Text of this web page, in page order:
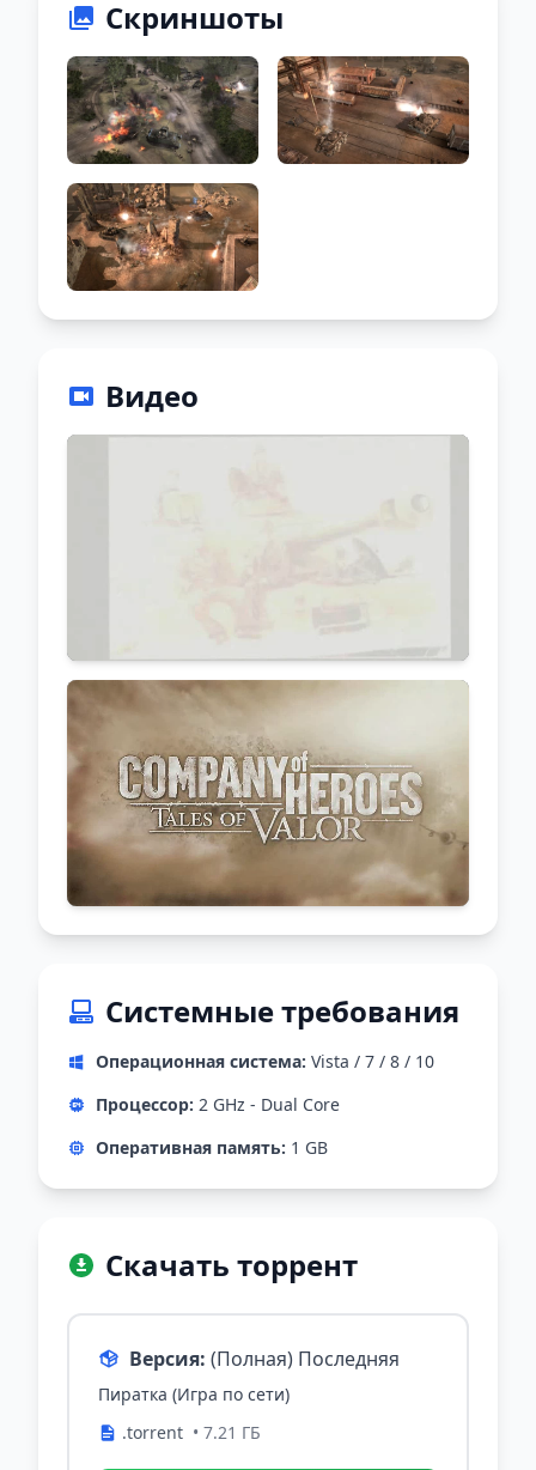
Скриншоты
Видео
Системные требования
Операционная система: Vista / 7 / 8 / 10
Процессор: 2 GHz - Dual Core
Оперативная память: 1 GB
Скачать торрент
Версия: (Полная) Последняя
Пиратка (Игра по сети)
.torrent • 7.21 ГБ